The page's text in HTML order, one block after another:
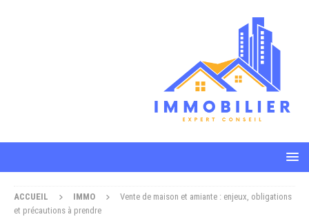
ACCUEIL IMMO
Vente de maison et amiante : enjeux, obligations
et précautions à prendre